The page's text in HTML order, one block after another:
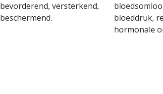
bloeddruk,
hormonale
bevorderend, versterkend,
beschermend.